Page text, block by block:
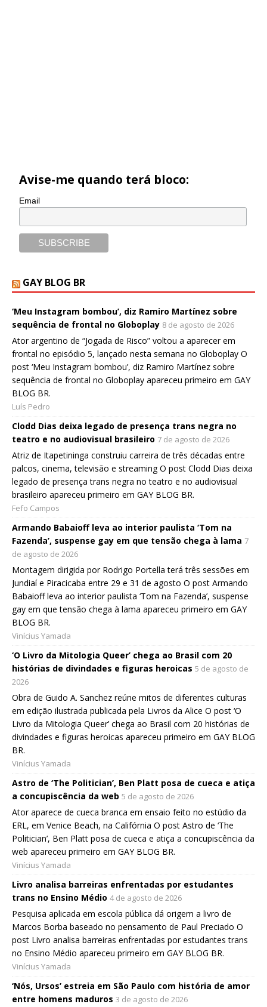
Avise-me quando terá bloco:
Email
GAY BLOG BR
‘Meu Instagram bombou’, diz Ramiro Martínez sobre
sequência de frontal no Globoplay 8 de agosto de 2026
Ator argentino de “Jogada de Risco” voltou a aparecer em
frontal no episódio 5, lançado nesta semana no Globoplay O
post ‘Meu Instagram bombou’, diz Ramiro Martínez sobre
sequência de frontal no Globoplay apareceu primeiro em GAY
BLOG BR.
Luís Pedro
Clodd Dias deixa legado de presença trans negra no
teatro e no audiovisual brasileiro 7 de agosto de 2026
Atriz de Itapetininga construiu carreira de três décadas entre
palcos, cinema, televisão e streaming O post Clodd Dias deixa
legado de presença trans negra no teatro e no audiovisual
brasileiro apareceu primeiro em GAY BLOG BR.
Fefo Campos
Armando Babaioff leva ao interior paulista ‘Tom na
Fazenda’, suspense gay em que tensão chega à lama 7
de agosto de 2026
Montagem dirigida por Rodrigo Portella terá três sessões em
Jundiaí e Piracicaba entre 29 e 31 de agosto O post Armando
Babaioff leva ao interior paulista ‘Tom na Fazenda’, suspense
gay em que tensão chega à lama apareceu primeiro em GAY
BLOG BR.
Vinícius Yamada
‘O Livro da Mitologia Queer’ chega ao Brasil com 20
histórias de divindades e figuras heroicas 5 de agosto de
2026
Obra de Guido A. Sanchez reúne mitos de diferentes culturas
em edição ilustrada publicada pela Livros da Alice O post ‘O
Livro da Mitologia Queer’ chega ao Brasil com 20 histórias de
divindades e figuras heroicas apareceu primeiro em GAY BLOG
BR.
Vinícius Yamada
Astro de ‘The Politician’, Ben Platt posa de cueca e atiça
a concupiscência da web 5 de agosto de 2026
Ator aparece de cueca branca em ensaio feito no estúdio da
ERL, em Venice Beach, na Califórnia O post Astro de ‘The
Politician’, Ben Platt posa de cueca e atiça a concupiscência da
web apareceu primeiro em GAY BLOG BR.
Vinícius Yamada
Livro analisa barreiras enfrentadas por estudantes
trans no Ensino Médio 4 de agosto de 2026
Pesquisa aplicada em escola pública dá origem a livro de
Marcos Borba baseado no pensamento de Paul Preciado O
post Livro analisa barreiras enfrentadas por estudantes trans
no Ensino Médio apareceu primeiro em GAY BLOG BR.
Vinícius Yamada
‘Nós, Ursos’ estreia em São Paulo com história de amor
entre homens maduros 3 de agosto de 2026